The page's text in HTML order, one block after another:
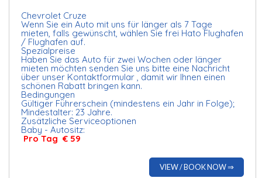
Chevrolet Cruze
Wenn Sie ein Auto mit uns für länger als 7 Tage
mieten, falls gewünscht, wählen Sie frei Hato Flughafen
/ Flughafen auf.
Spezialpreise
Haben Sie das Auto für zwei Wochen oder länger
mieten möchten senden Sie uns bitte eine Nachricht
über unser Kontaktformular , damit wir Ihnen einen
schönen Rabatt bringen kann.
Bedingungen
Gültiger Führerschein (mindestens ein Jahr in Folge);
Mindestalter: 23 Jahre.
Zusätzliche Serviceoptionen
Baby - Autositz:
Pro Tag € 59
VIEW / BOOK NOW ⇒